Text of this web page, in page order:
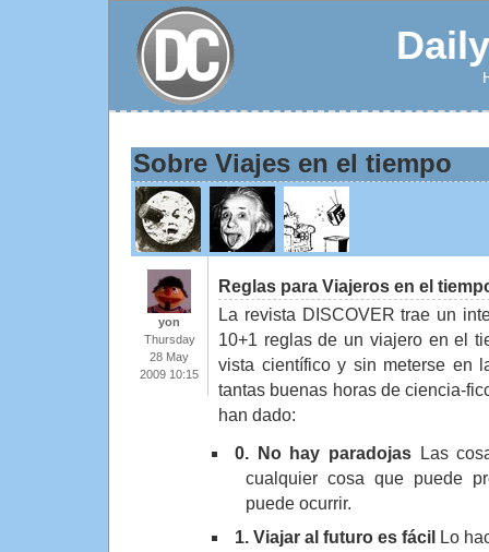
Sobre Viajes en el tiempo
yon
Thursday
28 May
2009 10:15
Reglas para Viajeros en el
La revista DISCOVER trae un
10+1 reglas de un viajero en el
vista científico y sin meterse en
tantas buenas horas de ciencia-
han dado:
0. No hay paradojas Las
cualquier cosa que puede
puede ocurrir.
1. Viajar al futuro es fácil
Lo